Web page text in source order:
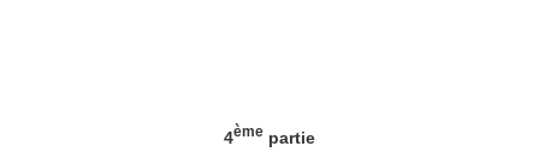
4ème partie